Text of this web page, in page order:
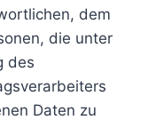
dem
die unter
des
Daten zu